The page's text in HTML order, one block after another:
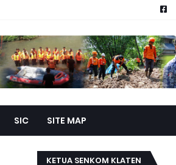
SIC SITE MAP
KETUA SENKOM KLATEN